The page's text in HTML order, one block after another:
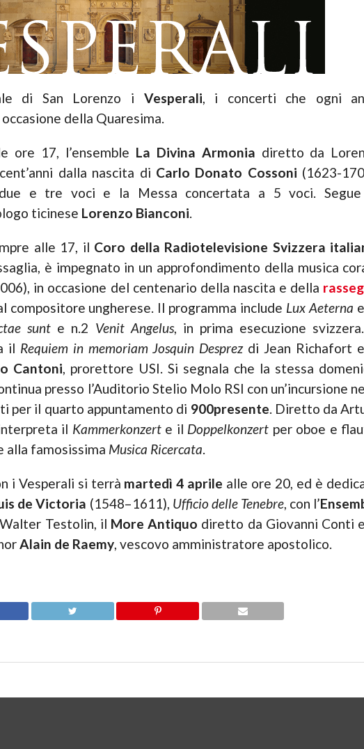
di San Lorenzo i Vesperali, i concerti che ogni
della Quaresima.
ore 17, l’ensemble La Divina Armonia diretto da
dalla nascita di Carlo Donato Cossoni (1623-
e tre voci e la Messa concertata a 5 voci.
ticinese Lorenzo Bianconi.
alle 17, il Coro della Radiotelevisione Svizzera
è impegnato in un approfondimento della musica
in occasione del centenario della nascita e della
compositore ungherese. Il programma include Lux Aeterna
sunt e n.2 Venit Angelus, in prima esecuzione
il Requiem in memoriam Josquin Desprezdi Jean Richafort
Cantoni, prorettore USI. Si segnala che la stessa
presso l’Auditorio Stelio Molo RSI con un’incursione
per il quarto appuntamento di 900presente. Diretto da
il Kammerkonzerte il Doppelkonzert per oboe e
alla famosissima Musica Ricercata.
i Vesperali si terrà martedì 4 aprile alle ore 20, ed è
de Victoria (1548–1611), Ufficio delle Tenebre, con l’
Testolin, il More Antiquo diretto da Giovanni Conti
Alain de Raemy, vescovo amministratore apostolico.